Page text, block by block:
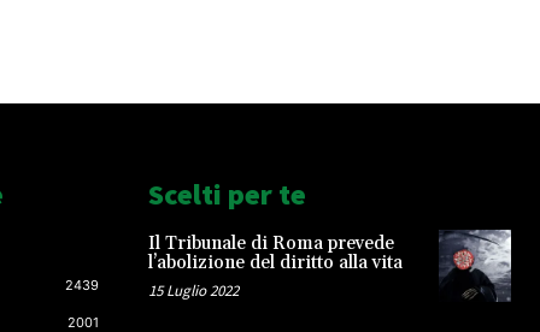
2439
2001
Scelti per te
Il Tribunale di Roma prevede
l’abolizione del diritto alla vita
15 Luglio 2022